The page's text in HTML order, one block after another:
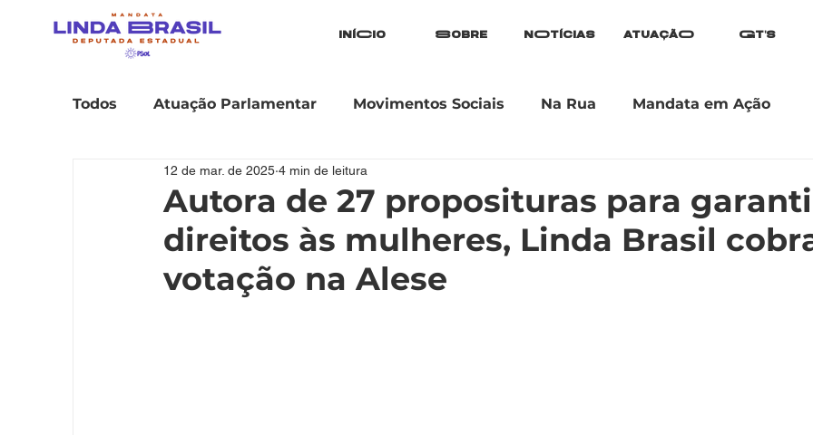
iníCio Sobre nOtícias atuaçãO Gt's
Todos Atuação Parlamentar Movimentos Sociais Na Rua Mandata em Ação
Autora de 27 proposituras para
direitos às mulheres, Linda Brasil
votação na Alese
12 de mar. de 2025 4 min de leitura